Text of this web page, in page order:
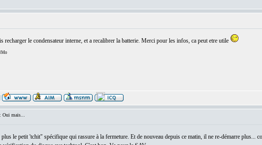
recharger le condensateur interne, et a recalibrer la batterie. Merci pour les infos, ca peut etre utile
mais...
le petit 'tchit" spécifique qui rassure à la fermeture. Et de nouveau depuis ce matin, il ne re-démarre plus...